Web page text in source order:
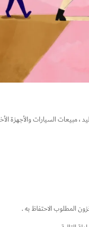
مبيعات السيارات والأجهزة
المطلوب الاحتفاظ به .